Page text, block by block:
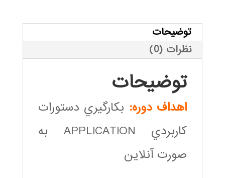
توضیحات
نظرات (0)
توضیحات
اهداف دوره: بكارگيري دستورات
كاربردي APPLICATION به
صورت آنلاين